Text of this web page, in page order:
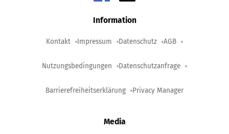
Information
Kontakt Impressum Datenschutz AGB
Nutzungsbedingungen Datenschutzanfrage
Barrierefreiheitserklärung Privacy Manager
Media